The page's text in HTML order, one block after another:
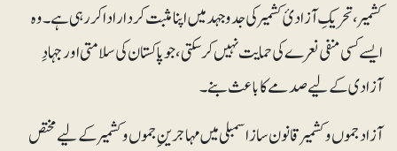
کشمیر، تحریکِ آزادیٔ کشمیر کی جدوجہد میں اپنا مثبت کردار ادا کر رہی ہے۔ وہ
ایسے کسی منفی نعرے کی حمایت نہیں کر سکتی، جو پاکستان کی سلامتی اور جہادِ
آزادی کے لیے صدمے کا باعث بنے۔
آزاد جموں و کشمیر قانون ساز اسمبلی میں مہاجرینِ جموں و کشمیر کے لیے مختص